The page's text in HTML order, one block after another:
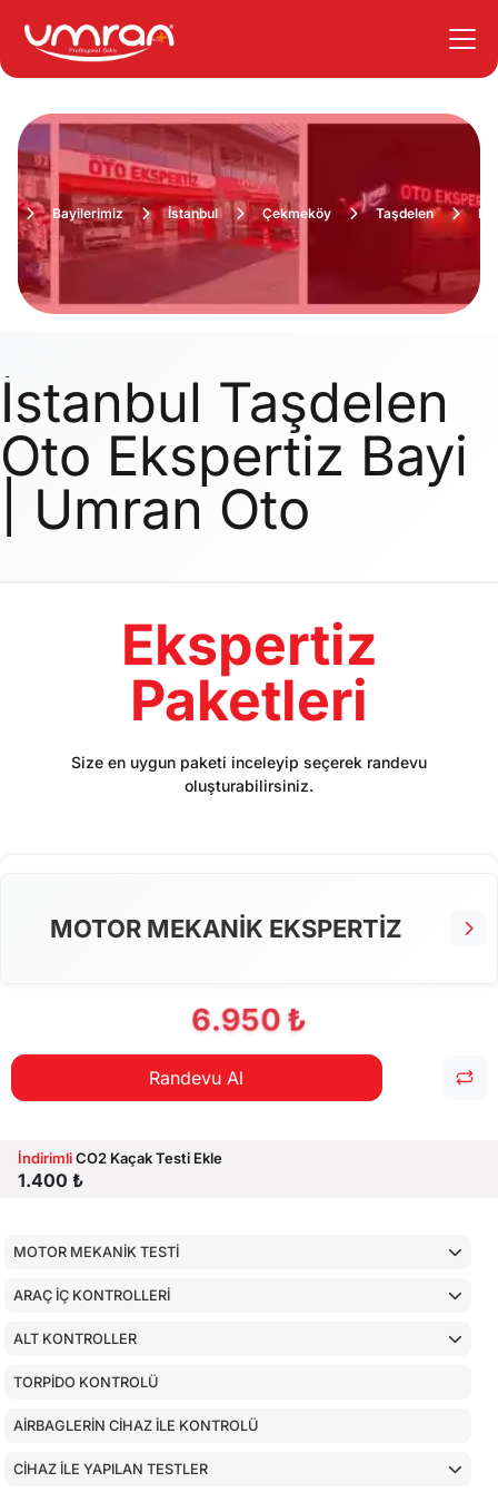
Bayilerimiz İstanbul Çekmeköy Taşdelen
İstanbul Taşdelen
Oto Ekspertiz Bayi
| Umran Oto
Ekspertiz
Paketleri
Size en uygun paketi inceleyip seçerek randevu
oluşturabilirsiniz.
MOTOR MEKANİK EKSPERTİZ
6.950 ₺
Randevu Al
İndirimliCO2 Kaçak Testi Ekle
1.400 ₺
MOTOR MEKANİK TESTİ
ARAÇ İÇ KONTROLLERİ
ALT KONTROLLER
TORPİDO KONTROLÜ
AİRBAGLERİN CİHAZ İLE KONTROLÜ
CİHAZ İLE YAPILAN TESTLER